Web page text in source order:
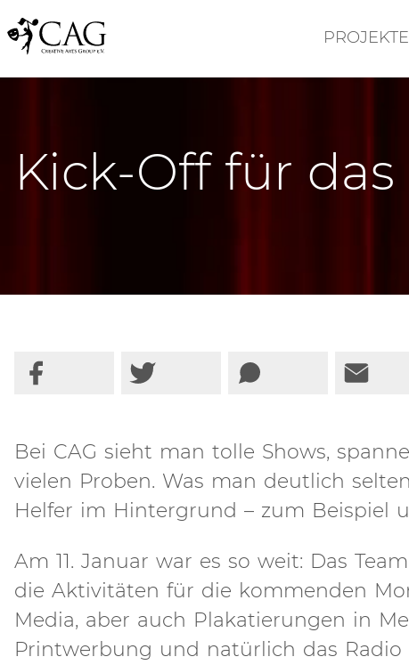
PROJEKTE
Kick-Off für
Bei CAG sieht man tolle Shows,
vielen Proben. Was man deutlich
Helfer im Hintergrund – zum Beispiel
Am 11. Januar war es so weit: Das
die Aktivitäten für die kommenden
Media, aber auch Plakatierungen in
Printwerbung und natürlich das Radio